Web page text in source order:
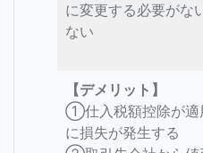
に変更する必要がな
ない
【デメリット】
①仕入税額控除が適
に損失が発生する